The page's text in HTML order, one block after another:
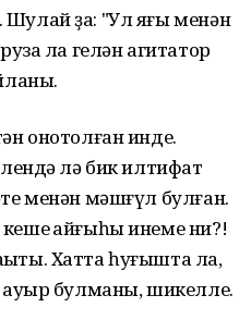
ҙа: "Ул яғы менəн
ла гелəн агитатор
онотолған инде.
лə бик илтифат
менəн мəшғүл булған.
ҡайғыһы инеме ни?!
Хатта һуғышта ла,
ауыр булманы, шикелле.